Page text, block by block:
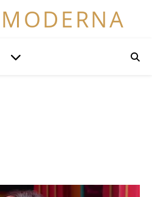
MODERNA